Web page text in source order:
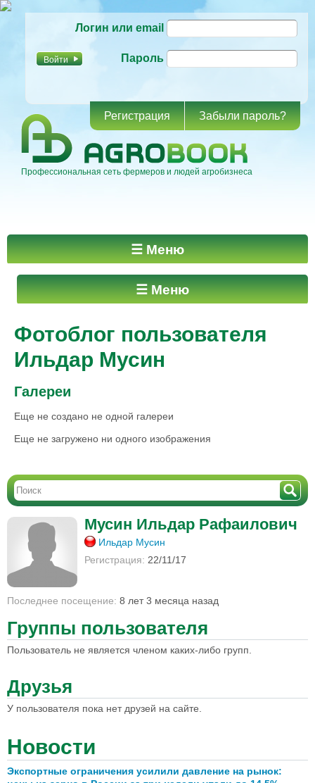
основному
Логин или email
Пароль
Регистрация Забыли пароль?
Профессиональная сеть фермеров и людей агробизнеса
Главное меню ☰ Меню
☰ Меню
Фотоблог пользователя
Ильдар Мусин
Галереи
Еще не создано не одной галереи
Еще не загружено ни одного изображения
Мусин Ильдар Рафаилович
Ильдар Мусин
Регистрация: 22/11/17
Последнее посещение: 8 лет 3 месяца назад
Группы пользователя
Пользователь не является членом каких-либо групп.
Друзья
У пользователя пока нет друзей на сайте.
Новости
Экспортные ограничения усилили давление на рынок: